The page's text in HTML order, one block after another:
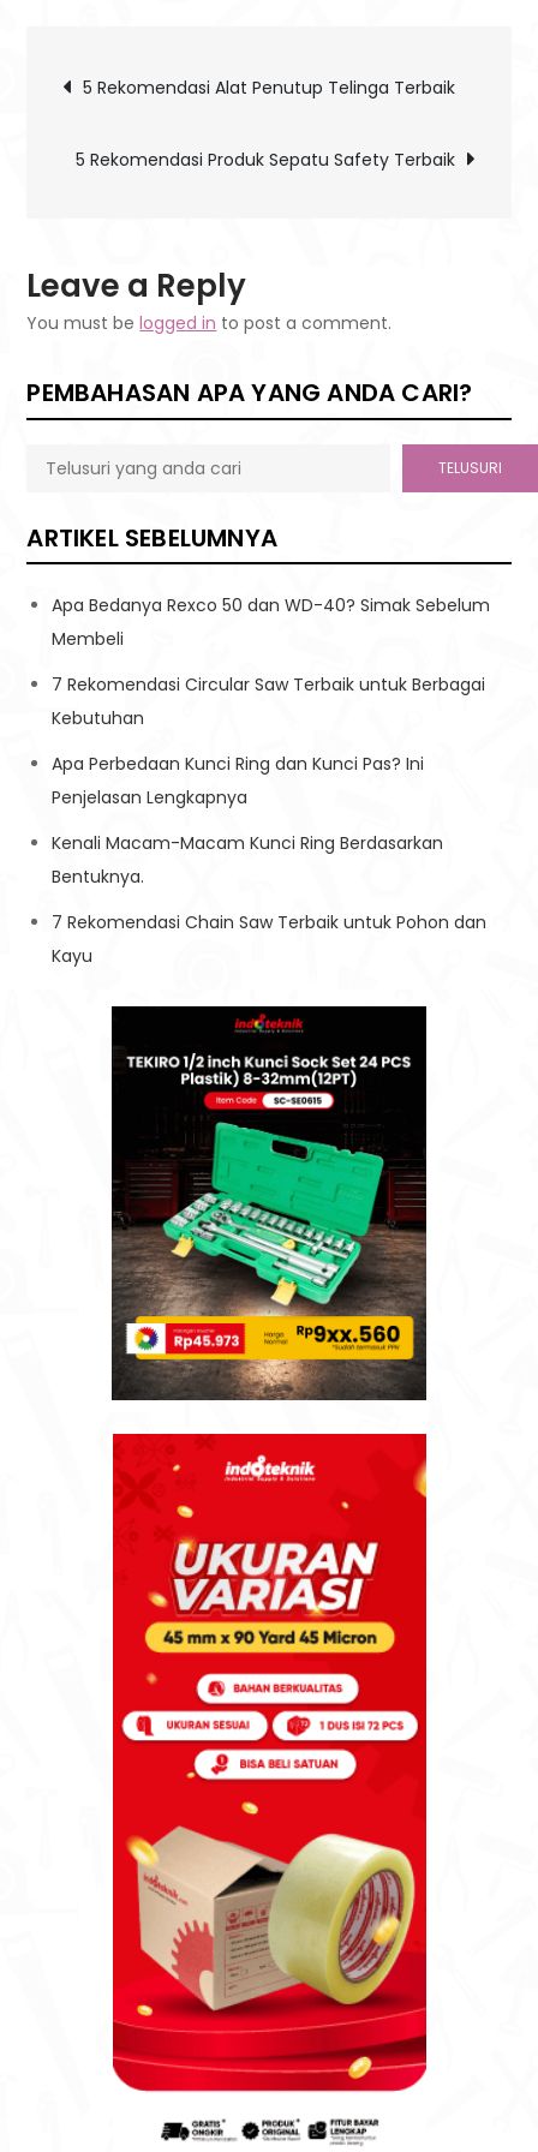
Visor
transparan
Post
navigation
5 Rekomendasi Alat Penutup Telinga Terbaik
5 Rekomendasi Produk Sepatu Safety Terbaik
Leave a Reply
You must belogged in to post a comment.
PEMBAHASAN APA YANG ANDA CARI?
TELUSURI
ARTIKEL SEBELUMNYA
Apa Bedanya Rexco 50 dan WD-40? Simak Sebelum
Membeli
7 Rekomendasi Circular Saw Terbaik untuk Berbagai
Kebutuhan
Apa Perbedaan Kunci Ring dan Kunci Pas? Ini
Penjelasan Lengkapnya
Kenali Macam-Macam Kunci Ring Berdasarkan
Bentuknya.
7 Rekomendasi Chain Saw Terbaik untuk Pohon dan
Kayu